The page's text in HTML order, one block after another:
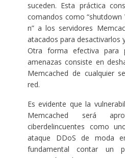
suceden. Esta práctica
comandos como
n” a los servidores
atacados para desactivarlos
Otra forma efectiva para
amenazas consiste en
Memcached de cualquier
red.
Es evidente que la
Memcached será
ciberdelincuentes como
ataque DDoS de moda
fundamental contar un